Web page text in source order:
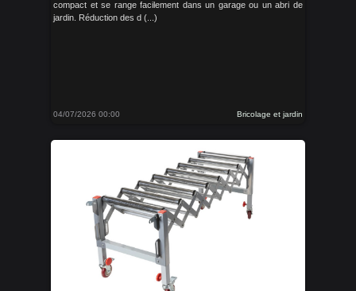
compact et se range facilement dans un garage ou un abri de
jardin. Réduction des d (...)
04/07/2026 00:00 Bricolage et jardin